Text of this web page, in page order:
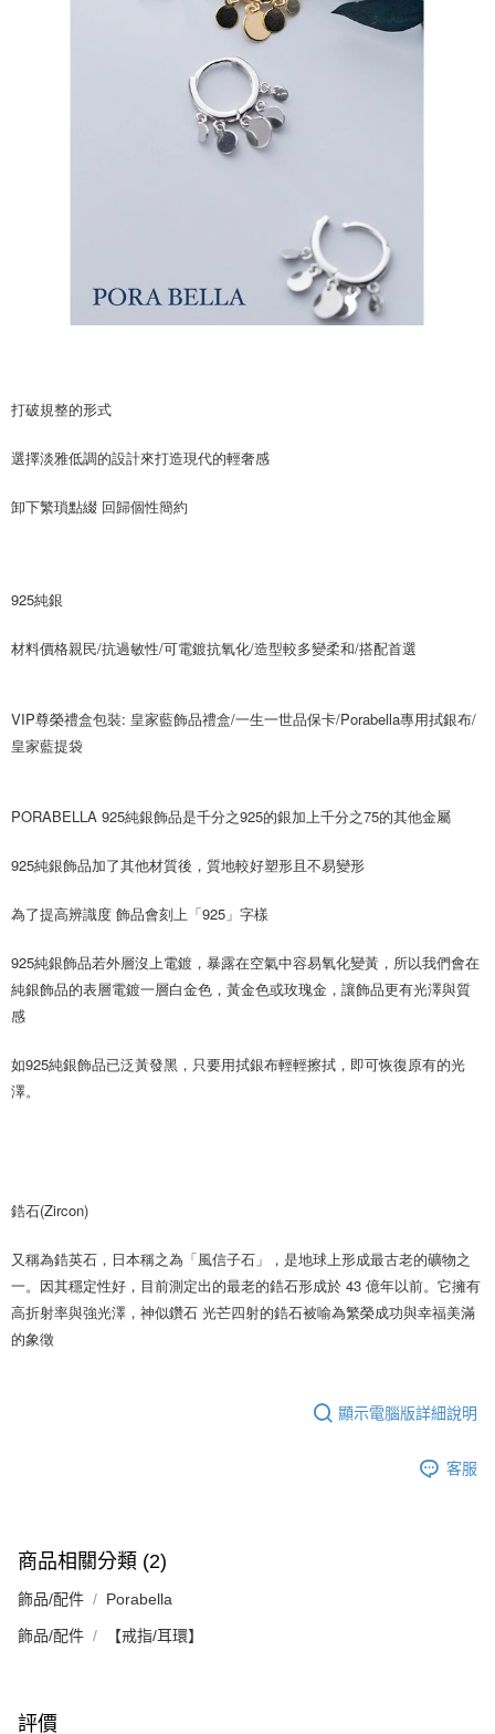
１．透過由恩沛科技股份有限公司提供之「AFTEE先享後付」服務完成之交
易，需依本服務之必要範圍內提供個人資料，並將交易相關給付款項請求債
權轉讓予恩沛科技股份有限公司。
２．關於個人資料處理事宜，請瀏覽以下網址：
https://aftee.tw/terms/#terms3
３．未成年的使用者請事先徵得法定代理人或監護人之同意方可使用
「AFTEE先享後付」，若未經同意申辦者引起之損失，本公司不負相關責
時審查核予不同之上限額度；若仍有額度不足之情形，本公司將視審查結果
５．嚴禁一人註冊多個帳號或使用他人資訊註冊。若發現惡意使用之情形，
恩沛科技股份有限公司將有權停止該用戶之使用額度並採取法律行動。
京站台北店客服中心(1F星巴克旁) 即日起不提供京站紙袋，取件時
請自備購物袋，若需購買紙袋可現場詢問
打破規整的形式
選擇淡雅低調的設計來打造現代的輕奢感
卸下繁瑣點綴 回歸個性簡約
925純銀
材料價格親民/抗過敏性/可電鍍抗氧化/造型較多變柔和/搭配首選
VIP尊榮禮盒包裝: 皇家藍飾品禮盒/一生一世品保卡/Porabella專用拭銀布/
皇家藍提袋
PORABELLA 925純銀飾品是千分之925的銀加上千分之75的其他金屬
925純銀飾品加了其他材質後，質地較好塑形且不易變形
為了提高辨識度 飾品會刻上「925」字樣
925純銀飾品若外層沒上電鍍，暴露在空氣中容易氧化變黃，所以我們會在
純銀飾品的表層電鍍一層白金色，黃金色或玫瑰金，讓飾品更有光澤與質
感
如925純銀飾品已泛黃發黑，只要用拭銀布輕輕擦拭，即可恢復原有的光
澤。
鋯石(Zircon)
又稱為鋯英石，日本稱之為「風信子石」，是地球上形成最古老的礦物之
一。因其穩定性好，目前測定出的最老的鋯石形成於 43 億年以前。它擁有
高折射率與強光澤，神似鑽石 光芒四射的鋯石被喻為繁榮成功與幸福美滿
的象徵
顯示電腦版詳細說明
客服
商品相關分類 (2)
飾品/配件 Porabella
飾品/配件 【戒指/耳環】
評價